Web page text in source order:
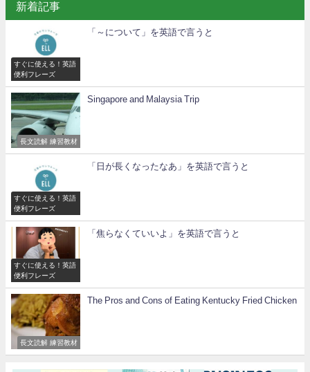
新着記事
すぐに使える！英語
便利フレーズ
「～について」を英語で言うと
長文読解 練習教材
Singapore and Malaysia Trip
すぐに使える！英語
便利フレーズ
「日が長くなったなあ」を英語で言うと
すぐに使える！英語
便利フレーズ
「焦らなくていいよ」を英語で言うと
長文読解 練習教材
The Pros and Cons of Eating Kentucky Fried Chicken